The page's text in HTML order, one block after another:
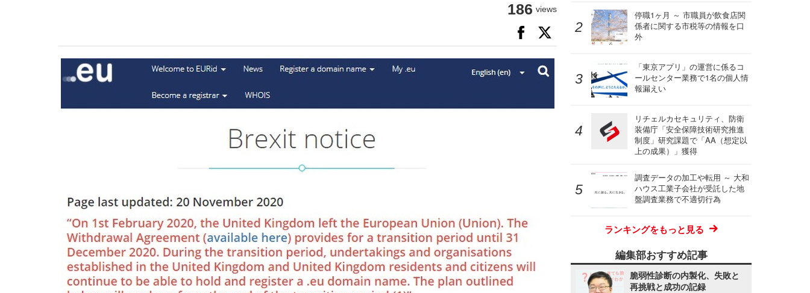
186 views
停職1ヶ月 ～ 市職員が飲食店関
係者に関する市税等の情報を口
外
「東京アプリ」の運営に係るコ
ールセンター業務で1名の個人情
報漏えい
リチェルカセキュリティ、防衛
装備庁「安全保障技術研究推進
制度」研究課題で「AA（想定以
上の成果）」獲得
調査データの加工や転用 ～ 大和
ハウス工業子会社が受託した地
盤調査業務で不適切行為
ランキングをもっと見る
編集部おすすめ記事
脆弱性診断の内製化、失敗と
再挑戦と成功の記録